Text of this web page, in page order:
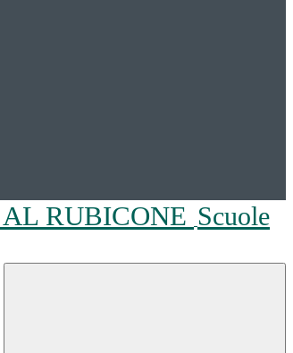
RUBICONE Scuole